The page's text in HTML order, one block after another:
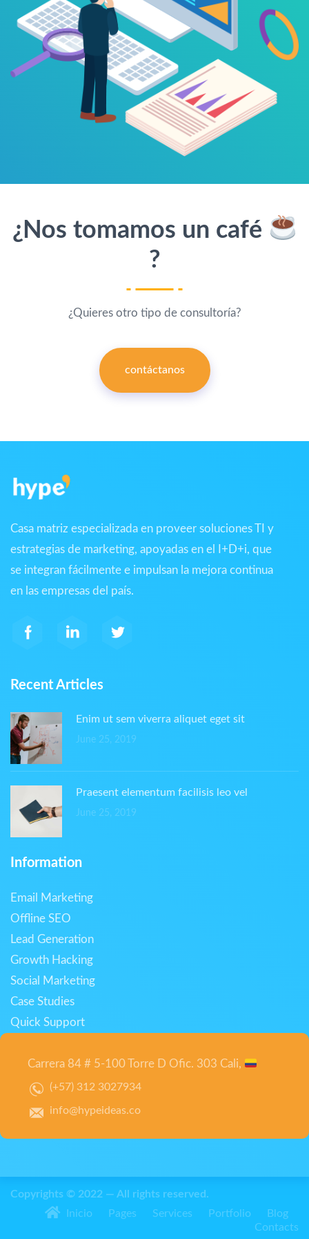
¿Nos tomamos un café
?
¿Quieres otro tipo de consultoría?
contáctanos
Casa matriz especializada en proveer soluciones TI y
estrategias de marketing, apoyadas en el I+D+i, que
se integran fácilmente e impulsan la mejora continua
en las empresas del país.
Recent Articles
Enim ut sem viverra aliquet eget sit
June 25, 2019
Praesent elementum facilisis leo vel
June 25, 2019
Information
Email Marketing
Offline SEO
Lead Generation
Growth Hacking
Social Marketing
Case Studies
Quick Support
Carrera 84 # 5-100 Torre D Ofic. 303 Cali,
(+57) 312 3027934
info@hypeideas.co
Copyrights © 2022 — All rights reserved.
Inicio
Pages Services Portfolio
Blog
Contacts